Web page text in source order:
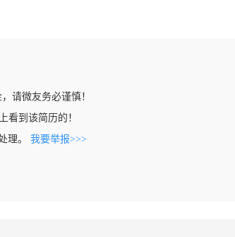
请微友务必谨慎！
看到该简历的！
理。 我要举报>>>